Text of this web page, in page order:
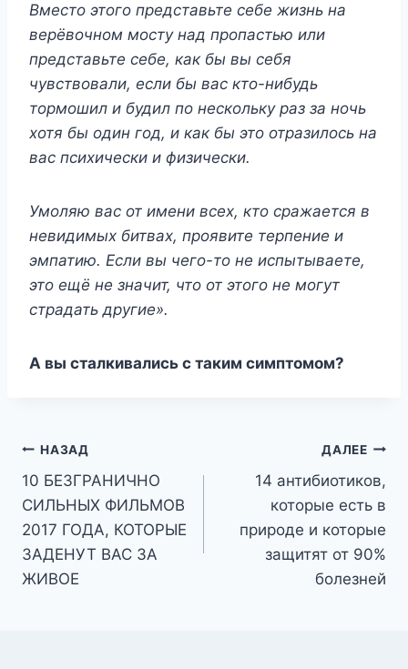
Вместо этого представьте себе жизнь на
верёвочном мосту над пропастью или
представьте себе, как бы вы себя
чувствовали, если бы вас кто-нибудь
тормошил и будил по нескольку раз за ночь
хотя бы один год, и как бы это отразилось на
вас психически и физически.
Умоляю вас от имени всех, кто сражается в
невидимых битвах, проявите терпение и
эмпатию. Если вы чего-то не испытываете,
это ещё не значит, что от этого не могут
страдать другие».
А вы сталкивались с таким симптомом?
Навигация
по
записям
НАЗАД
10 БЕЗГРАНИЧНО
СИЛЬНЫХ ФИЛЬМОВ
2017 ГОДА, КОТОРЫЕ
ЗАДЕНУТ ВАС ЗА
ЖИВОЕ
ДАЛЕЕ
14 антибиотиков,
которые есть в
природе и которые
защитят от 90%
болезней